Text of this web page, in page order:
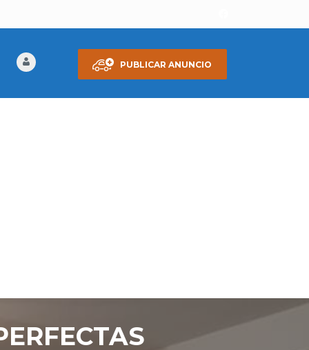
PUBLICAR ANUNCIO